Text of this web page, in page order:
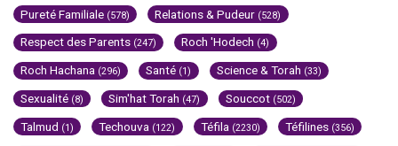
Pureté Familiale (578) Relations & Pudeur (528)
Respect des Parents (247) Roch 'Hodech (4)
Roch Hachana (296) Santé (1) Science & Torah (33)
Sexualité (8) Sim'hat Torah (47) Souccot (502)
Talmud (1) Techouva (122) Téfila (2230) Téfilines (356)